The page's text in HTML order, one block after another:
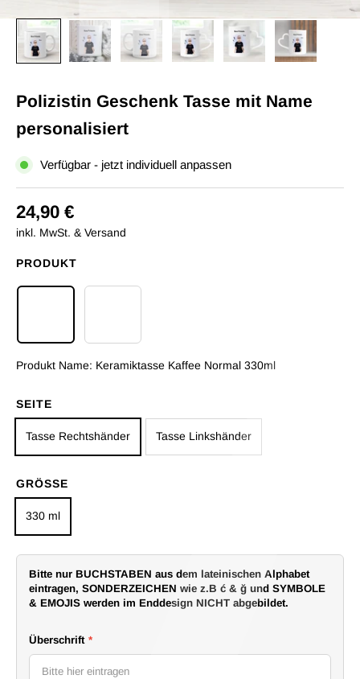
Polizistin Geschenk Tasse mit Name
personalisiert
Verfügbar - jetzt individuell anpassen
24,90 €
inkl. MwSt. & Versand
PRODUKT
Produkt Name: Keramiktasse Kaffee Normal 330ml
SEITE
Tasse Rechtshänder Tasse Linkshänder
GRÖSSE
330 ml
Bitte nur BUCHSTABEN aus dem lateinischen Alphabet
eintragen, SONDERZEICHEN wie z.B ć & ğ und SYMBOLE
& EMOJIS werden im Enddesign NICHT abgebildet.
Überschrift *